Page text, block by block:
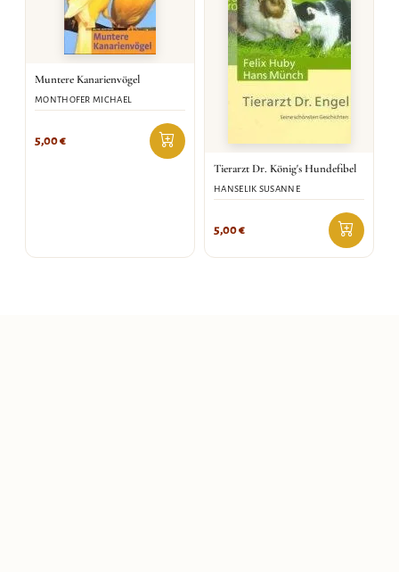
Muntere Kanarienvögel
MONTHOFER MICHAEL
5,00€
Tierarzt Dr. König's Hundefibel
HANSELIK SUSANNE
5,00€